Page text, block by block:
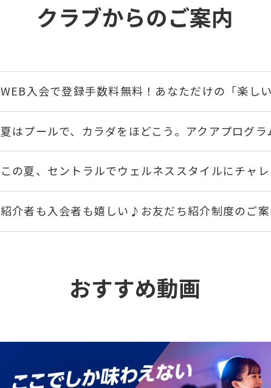
クラブからのご案内
WEB入会で登録手数料無料！あなただけの「楽し
夏はプールで、カラダをほどこう。アクアプログ
この夏、セントラルでウェルネススタイルにチャ
紹介者も入会者も嬉しい♪お友だち紹介制度のご
深夜・早朝に利用できるミッドナイトモーニング
大人気バイクプログラムAIR CYCLE Fitnessを体
おすすめ動画